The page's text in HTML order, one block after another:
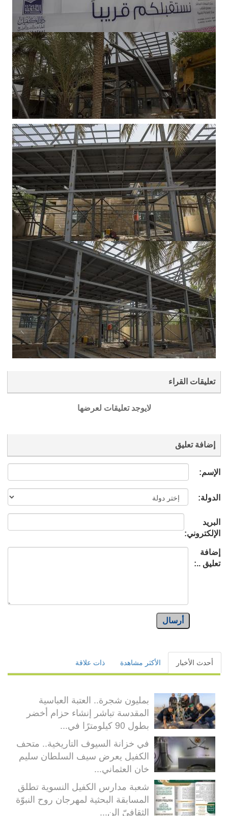
تعليقات القراء
لايوجد تعليقات لعرضها
إضافة تعليق
الإسم:
الدولة:
البريد
الإلكتروني:
إضافة
تعليق ..:
أرسال
أحدث الأخبار الأكثر مشاهدة ذات علاقة
بمليون شجرة.. العتبة العباسية
المقدسة تباشر إنشاء حزام أخضر
بطول 90 كيلومترًا في...
في خزانة السيوف التاريخية.. متحف
الكفيل يعرض سيف السلطان سليم
خان العثماني...
شعبة مدارس الكفيل النسوية تطلق
المسابقة البحثية لمهرجان روح النبوّة
الثقافيّ الن...